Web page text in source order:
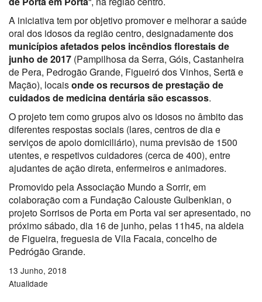
A iniciativa tem por objetivo promover e melhorar a saúde
oral dos idosos da região centro, designadamente dos
municípios afetados pelos incêndios florestais de
junho de 2017 (Pampilhosa da Serra, Góis, Castanheira
de Pera, Pedrogão Grande, Figueiró dos Vinhos, Sertã e
Mação), locaisonde os recursos de prestação de
cuidados de medicina dentária são escassos.
O projeto tem como grupos alvo os idosos no âmbito das
diferentes respostas sociais (lares, centros de dia e
serviços de apoio domiciliário), numa previsão de 1500
utentes, e respetivos cuidadores (cerca de 400), entre
ajudantes de ação direta, enfermeiros e animadores.
Promovido pela Associação Mundo a Sorrir, em
colaboração com a Fundação Calouste Gulbenkian, o
projeto Sorrisos de Porta em Porta vai ser apresentado, no
próximo sábado, dia 16 de junho, pelas 11h45, na aldeia
de Figueira, freguesia de Vila Facaia, concelho de
Pedrógão Grande.
13 Junho, 2018
Atualidade